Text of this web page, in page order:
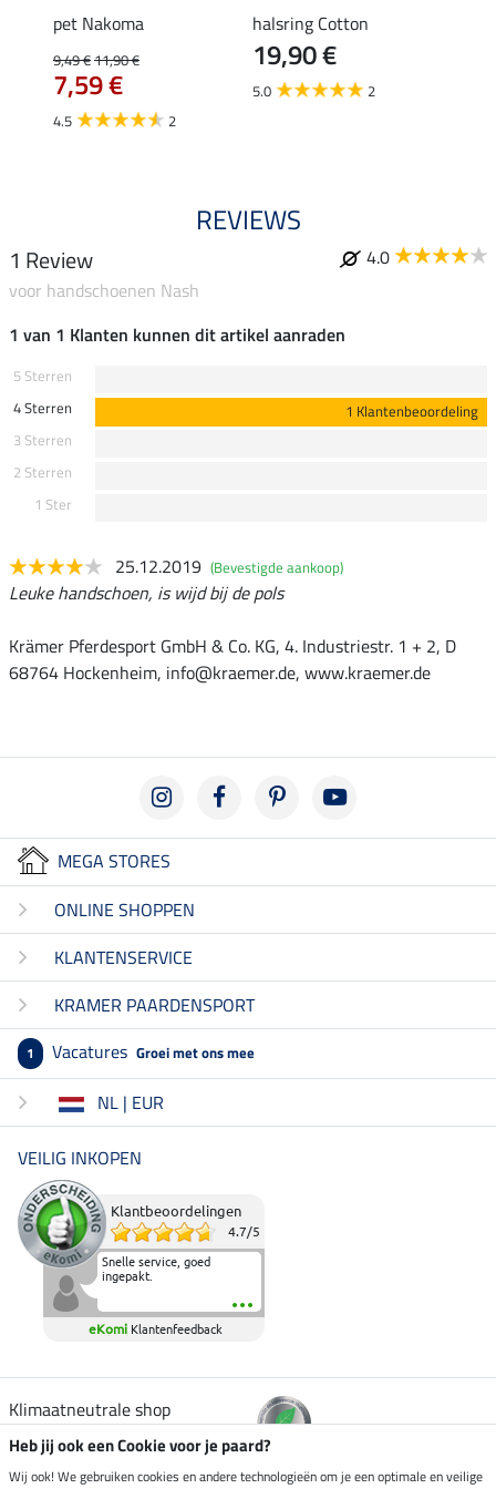
pet Nakoma
9,49 €11,90 €
7,59 €
4.5 2
halsring Cotton
19,90 €
5.0 2
REVIEWS
1 Review
4.0
voor handschoenen Nash
1 van 1 Klanten kunnen dit artikel aanraden
5 Sterren
4 Sterren
1 Klantenbeoordeling
3 Sterren
2 Sterren
1 Ster
25.12.2019 (Bevestigde aankoop)
Leuke handschoen, is wijd bij de pols
Krämer Pferdesport GmbH & Co. KG, 4. Industriestr. 1 + 2, D
68764 Hockenheim, info@kraemer.de, www.kraemer.de
MEGA STORES
ONLINE SHOPPEN
KLANTENSERVICE
KRAMER PAARDENSPORT
1 Vacatures Groei met ons mee
NL | EUR
VEILIG INKOPEN
Klantbeoordelingen
4.7/5
Snelle service, goed
ingepakt.
eKomi Klantenfeedback
Klimaatneutrale shop
Verzending per
Heb jij ook een Cookie voor je paard?
Wij ook! We gebruiken cookies en andere technologieën om je een optimale en veilige